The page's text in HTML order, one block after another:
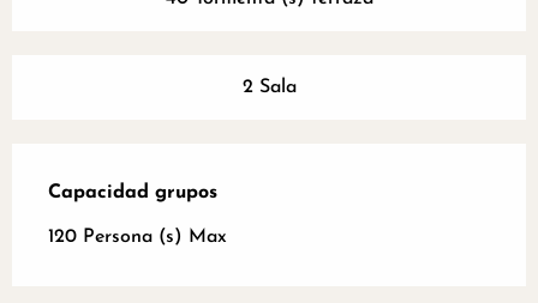
2 Sala
Capacidad grupos
Capacidad grupos
120 Persona (s) Max